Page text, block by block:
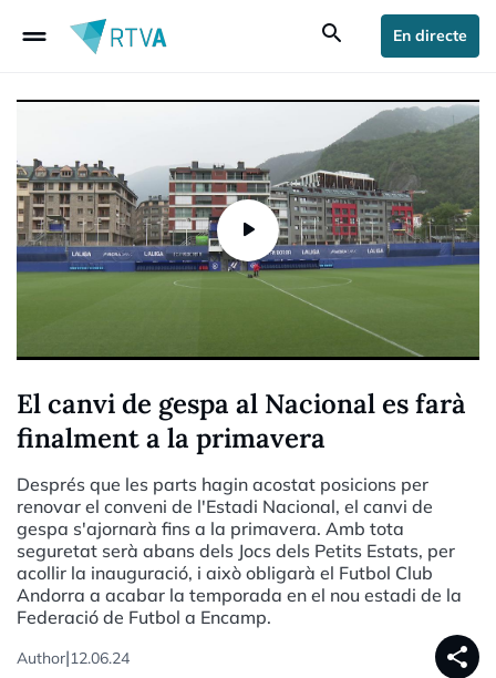
drag_handle search En directe
El canvi de gespa al Nacional es farà
finalment a la primavera
Després que les parts hagin acostat posicions per
renovar el conveni de l'Estadi Nacional, el canvi de
gespa s'ajornarà fins a la primavera. Amb tota
seguretat serà abans dels Jocs dels Petits Estats, per
acollir la inauguració, i això obligarà el Futbol Club
Andorra a acabar la temporada en el nou estadi de la
Federació de Futbol a Encamp.
Author|12.06.24 share